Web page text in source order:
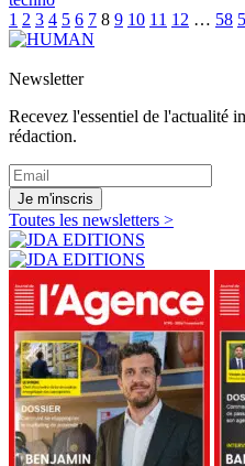
1 2 3 4 5 6 7 8 9 10 11 12 … 58
Newsletter
Recevez l'essentiel de l'actualité
rédaction.
Je m'inscris
Toutes les newsletters >